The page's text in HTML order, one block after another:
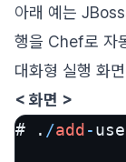
아래 예는 JBoss
행을 Chef로 자
대화형 실행 화면
< 화면 >
# . /add -